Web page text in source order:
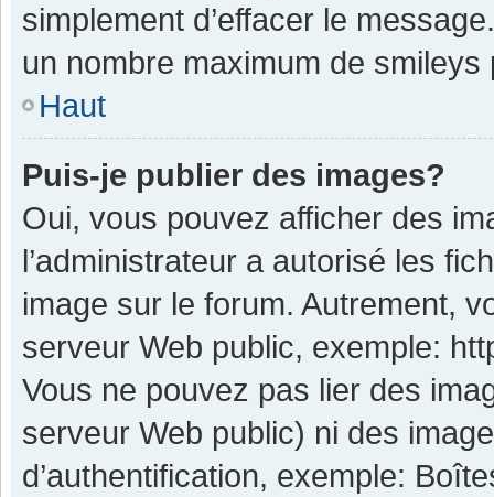
simplement d’effacer le
un nombre maximum de smileys
Haut
Puis-je publier des images?
Oui, vous pouvez afficher des
l’administrateur a autorisé les
image sur le forum. Autrement,
serveur Web public, exemple:
Vous ne pouvez pas lier des
serveur Web public) ni des
d’authentification, exemple: